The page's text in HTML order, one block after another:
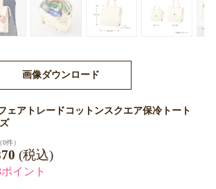
画像ダウンロード
ェアトレードコットンスクエア保冷トート
（0件）
(税込)
ポイント